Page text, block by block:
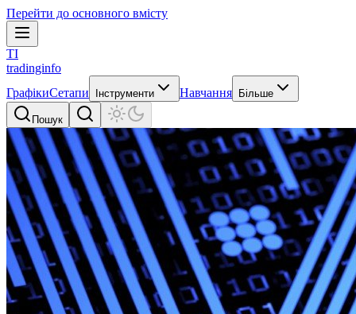
Перейти до основного вмісту
TI
tradinginfo
ГрафікиСетапи Інструменти Навчання Більше
Пошук